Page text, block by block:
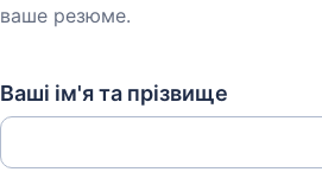
ваше резюме.
Ваші ім'я та прізвище